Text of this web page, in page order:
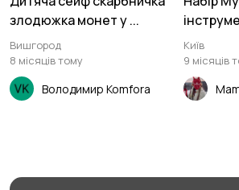
злодюжка монет у ...
Вишгород
8 місяців тому
Володимир Komfora
Київ
9 місяців